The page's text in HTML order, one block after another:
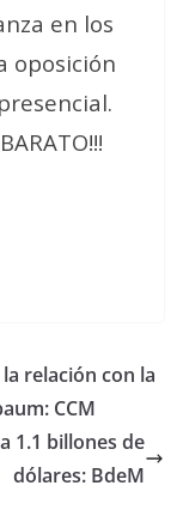
en los
oposición
relación con la
CCM
1.1 billones de
dólares: BdeM